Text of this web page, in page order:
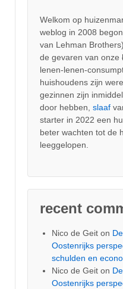
Welkom op
weblog in 2008
van Lehman
de gevaren van onze
lenen-lenen-
huishoudens zijn
gezinnen zijn
door hebben, slaaf
starter in 2022 een
beter wachten tot de
leeggelopen.
recent
Nico de Geit on
Oostenrijks
schulden en
Nico de Geit on
Oostenrijks